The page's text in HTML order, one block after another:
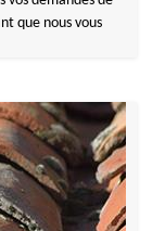
que nous vous